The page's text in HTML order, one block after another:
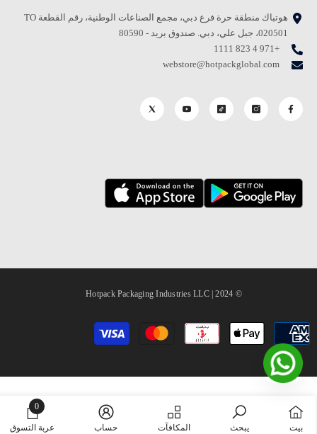
هوتباك منطقة حرة فرع دبي، مجمع الصناعات الوطنية، رقم القطعة TO
020501، جبل علي، دبي. صندوق بريد - 80590
+971 4 823 1111
webstore@hotpackglobal.com
© 2024 | Hotpack Packaging Industries LLC
طرق
الدفع
بيت يبحث المكافآت حساب عربة التسوق
0